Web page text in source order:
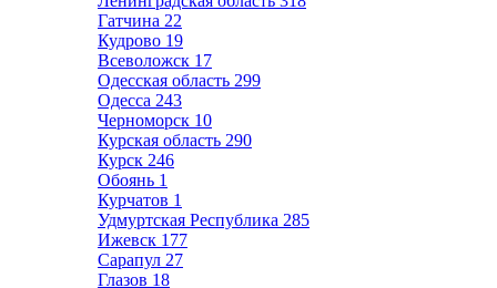
Гатчина 22
Кудрово 19
Всеволожск 17
Одесская область 299
Одесса 243
Черноморск 10
Курская область 290
Курск 246
Обоянь 1
Курчатов 1
Удмуртская Республика 285
Ижевск 177
Сарапул 27
Глазов 18